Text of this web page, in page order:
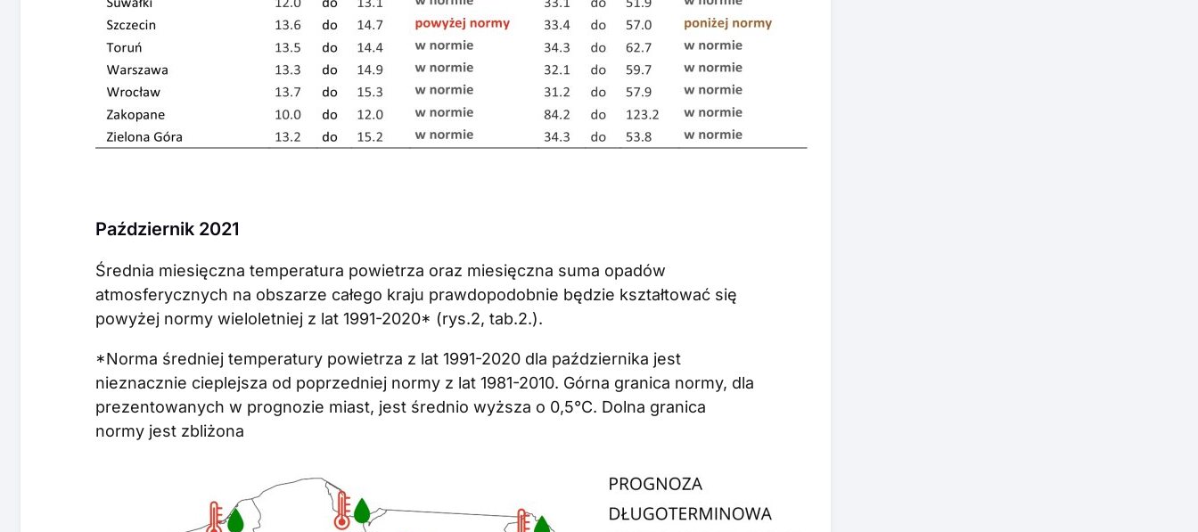
Październik 2021
Średnia miesięczna temperatura powietrza oraz miesięczna suma opadów
atmosferycznych na obszarze całego kraju prawdopodobnie będzie kształtować się
powyżej normy wieloletniej z lat 1991-2020* (rys.2, tab.2.).
*Norma średniej temperatury powietrza z lat 1991-2020 dla października jest
nieznacznie cieplejsza od poprzedniej normy z lat 1981-2010. Górna granica normy, dla
prezentowanych w prognozie miast, jest średnio wyższa o 0,5°C. Dolna granica
normy jest zbliżona